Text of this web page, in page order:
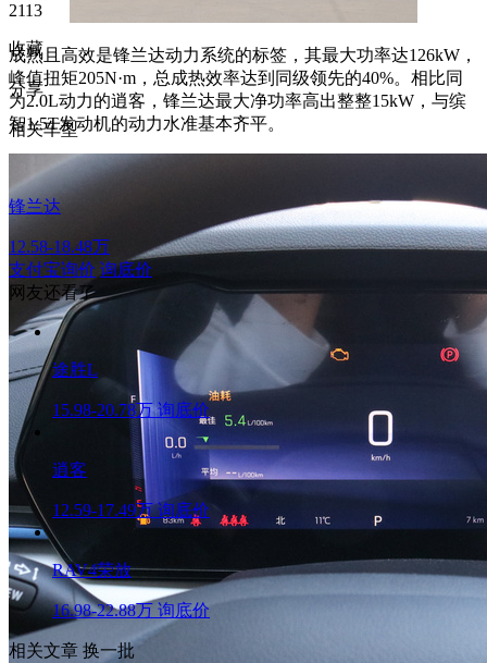
成熟且高效是锋兰达动力系统的标签，其最大功率达126kW，
峰值扭矩205N·m，总成热效率达到同级领先的40%。相比同
为2.0L动力的逍客，锋兰达最大净功率高出整整15kW，与缤
智1.5T发动机的动力水准基本齐平。
2113
收藏
分享
相关车型
锋兰达
12.58-18.48万
支付宝询价 询底价
网友还看了
途胜L
15.98-20.78万 询底价
逍客
12.59-17.49万 询底价
RAV4荣放
16.98-22.88万 询底价
相关文章 换一批